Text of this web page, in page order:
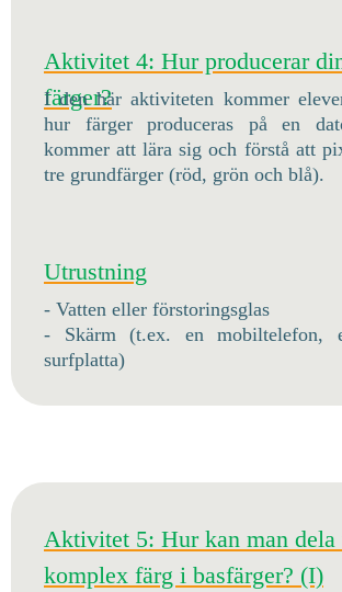
Aktivitet 4: Hur producerar
färger?
I den här aktiviteten kommer
hur färger produceras på en
kommer att lära sig och förstå att
tre grundfärger (röd, grön och blå).
Utrustning
- Vatten eller förstoringsglas
- Skärm (t.ex. en mobiltelefon,
surfplatta)
Aktivitet 5: Hur kan man dela
komplex färg i basfärger? (I)